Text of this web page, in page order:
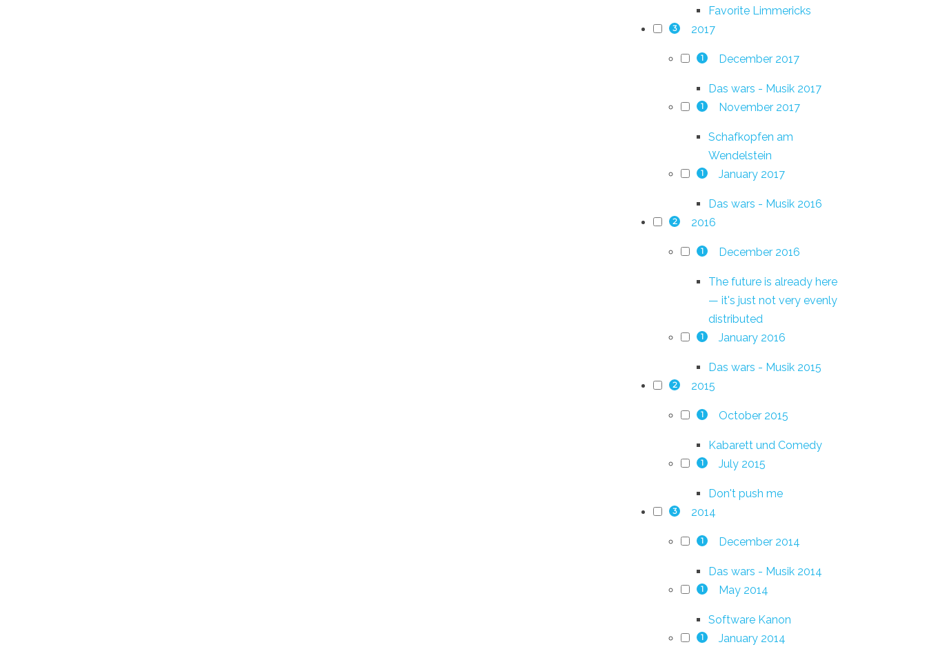
Favorite Limmericks
3 2017
1 December 2017
Das wars - Musik 2017
1 November 2017
Schafkopfen am
Wendelstein
1 January 2017
Das wars - Musik 2016
2 2016
1 December 2016
The future is already here
— it's just not very evenly
distributed
1 January 2016
Das wars - Musik 2015
2 2015
1 October 2015
Kabarett und Comedy
1 July 2015
Don't push me
3 2014
1 December 2014
Das wars - Musik 2014
1 May 2014
Software Kanon
1 January 2014